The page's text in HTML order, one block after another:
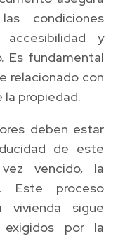
condiciones
accesibilidad y
Es fundamental
relacionado con
la propiedad.
deben estar
de este
vencido, la
Este proceso
vivienda sigue
exigidos por la